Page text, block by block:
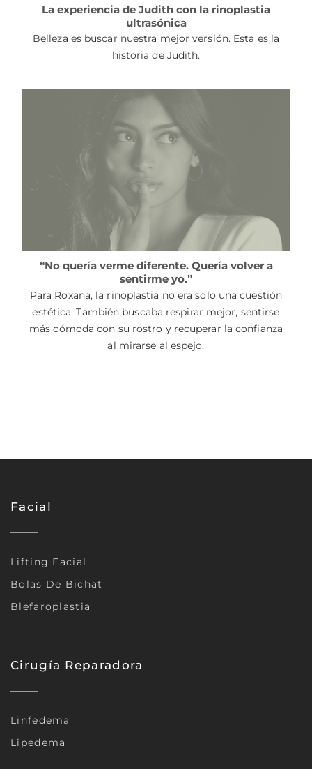
La experiencia de Judith con la rinoplastia
ultrasónica
Belleza es buscar nuestra mejor versión. Esta es la
historia de Judith.
“No quería verme diferente. Quería volver a
sentirme yo.”
Para Roxana, la rinoplastia no era solo una cuestión
estética. También buscaba respirar mejor, sentirse
más cómoda con su rostro y recuperar la confianza
al mirarse al espejo.
Facial
Lifting Facial
Bolas De Bichat
Blefaroplastia
Cirugía Reparadora
Linfedema
Lipedema